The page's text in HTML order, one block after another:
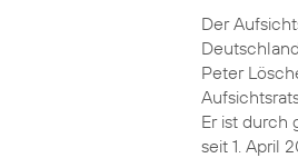
Der
Peter
Er ist durch
seit 1. April